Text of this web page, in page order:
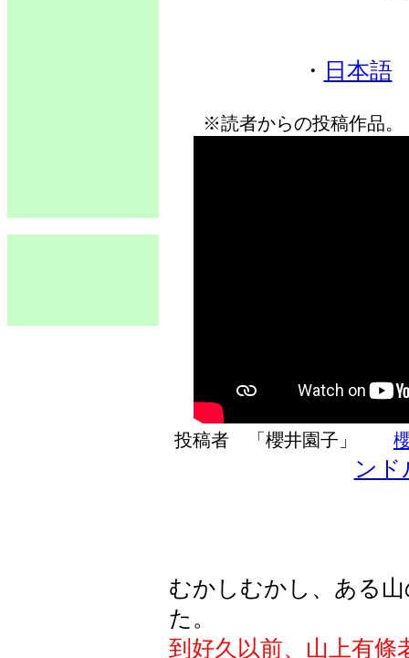
・ 日本語
※読者からの投稿作品
投稿者 「櫻井園子」
ンド
むかしむかし、ある
た。
到好久以前、山上有條